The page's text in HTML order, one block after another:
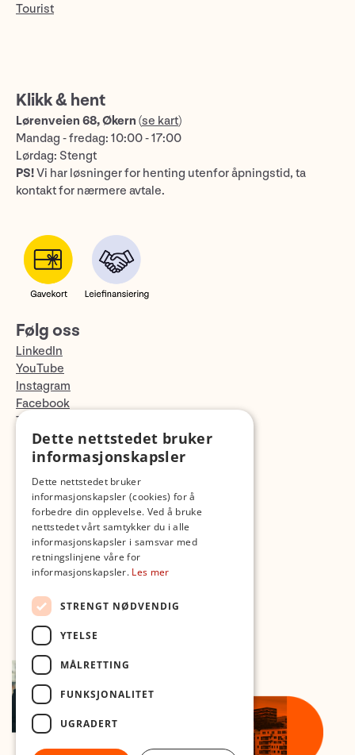
Tourist
Klikk & hent
Lørenveien 68, Økern (se kart)
Mandag - fredag: 10:00 - 17:00
Lørdag: Stengt
PS!Vi har løsninger for henting utenfor åpningstid, ta
kontakt for nærmere avtale.
Følg oss
LinkedIn
YouTube
Instagram
Facebook
TikTok
Fotopodden
Dette nettstedet bruker
informasjonskapsler
Dette nettstedet bruker
informasjonskapsler (cookies) for å
forbedre din opplevelse. Ved å bruke
nettstedet vårt samtykker du i alle
informasjonskapsler i samsvar med
retningslinjene våre for
informasjonskapsler. Les mer
STRENGT NØDVENDIG
YTELSE
MÅLRETTING
FUNKSJONALITET
UGRADERT